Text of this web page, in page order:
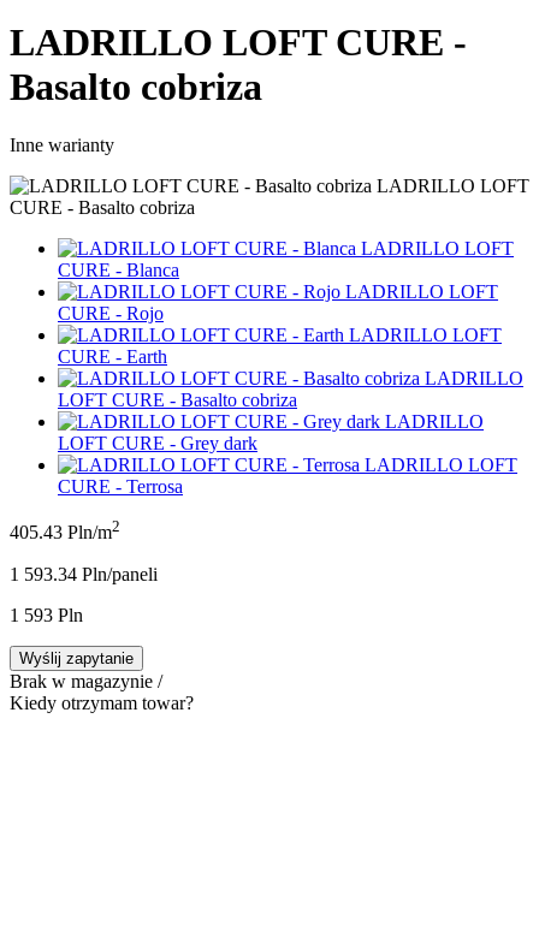
LADRILLO LOFT CURE -
Basalto cobriza
Inne warianty
LADRILLO LOFT
CURE - Basalto cobriza
LADRILLO LOFT
CURE - Blanca
LADRILLO LOFT
CURE - Rojo
LADRILLO LOFT
CURE - Earth
LADRILLO
LOFT CURE - Basalto cobriza
LADRILLO
LOFT CURE - Grey dark
LADRILLO LOFT
CURE - Terrosa
405.43 Pln/m2
1 593.34 Pln/paneli
1 593 Pln
Wyślij zapytanie
Brak w magazynie /
Kiedy otrzymam towar?